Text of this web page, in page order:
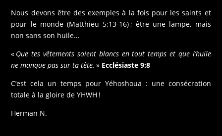
Nous devons être des exemples à la fois pour les saints et
pour le monde (Matthieu 5:13-16) ; être une lampe, mais
non sans son huile…
« Que tes vêtements soient blancs en tout temps et que l’huile
ne manque pas sur ta tête. » Ecclésiaste 9:8
C’est cela un temps pour Yéhoshoua : une consécration
totale à la gloire de YHWH !
Herman N.